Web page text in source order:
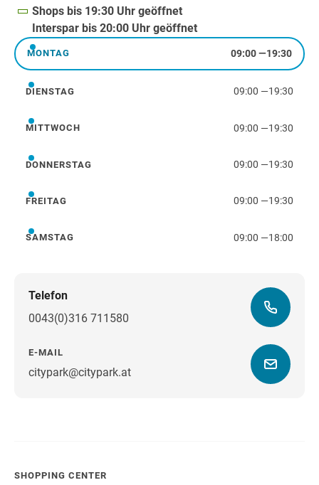
Shops bis 19:30 Uhr geöffnet
Interspar bis 20:00 Uhr geöffnet
Montag
MONTAG 09:00—19:30
Dienstag
DIENSTAG 09:00 —19:30
Mittwoch
MITTWOCH 09:00 —19:30
Donnerstag
DONNERSTAG 09:00 —19:30
Freitag
FREITAG 09:00 —19:30
Samstag
SAMSTAG 09:00 —18:00
Telefon
0043(0)316 711580
E-MAIL
citypark@citypark.atWegbeschreibung
SHOPPING CENTER